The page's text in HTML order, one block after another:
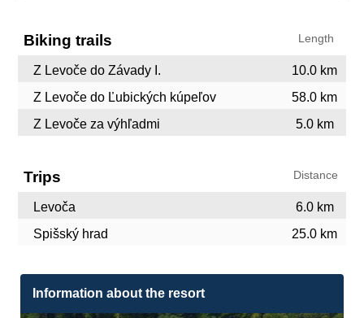
Biking trails Length
Z Levoče do Závady I.
10.0 km
Z Levoče do Ľubických kúpeľov
58.0 km
Z Levoče za výhľadmi
5.0 km
Trips Distance
Levoča
6.0 km
Spišský hrad
25.0 km
Information about the resort